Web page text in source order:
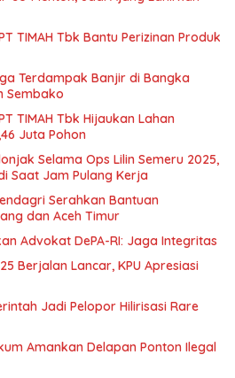
TIMAH Tbk Bantu Perizinan Produk
Terdampak Banjir di Bangka
Sembako
TIMAH Tbk Hijaukan Lahan
Juta Pohon
Selama Ops Lilin Semeru 2025,
Saat Jam Pulang Kerja
Serahkan Bantuan
dan Aceh Timur
Advokat DePA-RI: Jaga Integritas
Berjalan Lancar, KPU Apresiasi
Jadi Pelopor Hilirisasi Rare
Amankan Delapan Ponton Ilegal